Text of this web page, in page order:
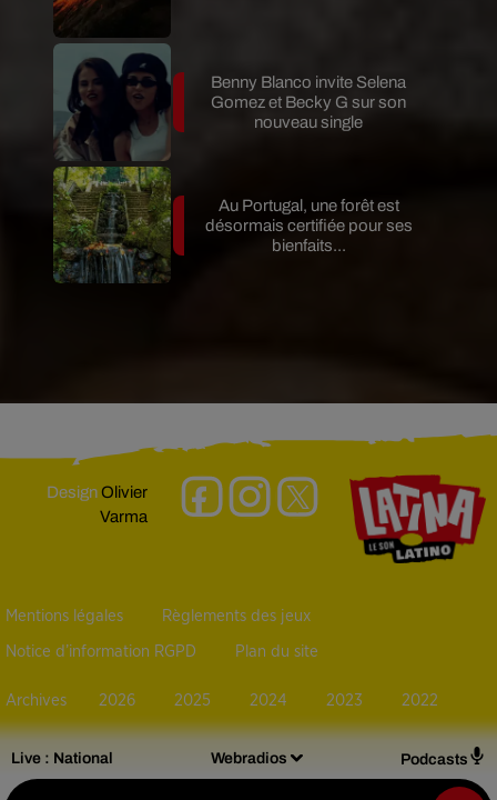
Live : National Webradios Podcasts
Benny Blanco invite Selena
Gomez et Becky G sur son
nouveau single
Au Portugal, une forêt est
désormais certifiée pour ses
bienfaits...
DesignOlivier
Varma
Mentions légales Règlements des jeux
Notice d’information RGPD Plan du site
Archives 2026 2025 2024 2023 2022